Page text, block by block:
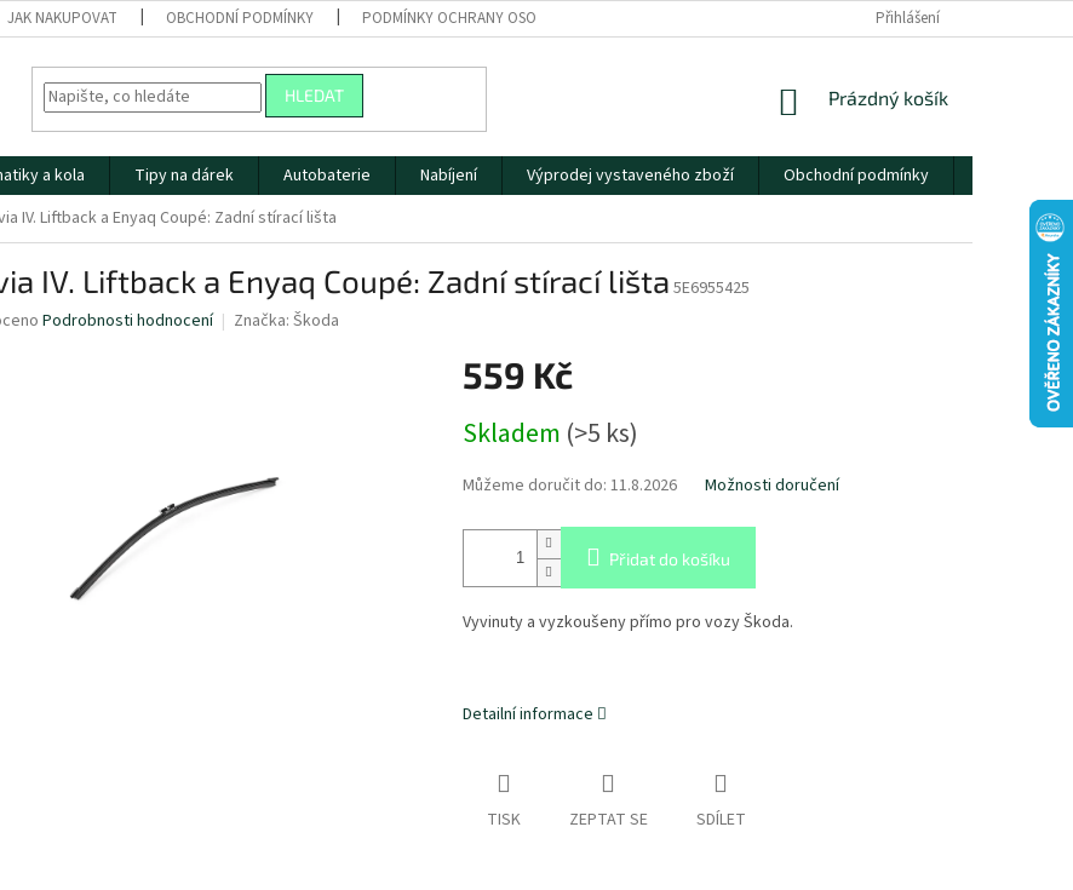
JAK NAKUPOVAT OBCHODNÍ PODMÍNKY PODMÍNKY OCHRANY OSOBNÍCH ÚDAJŮ Přihlášení
HLEDAT
NÁKUPNÍ
Prázdný košík
a kola Tipy na dárek Autobaterie Nabíjení Výprodej vystaveného zboží Obchodní podmínky
IV. Liftback a Enyaq Coupé: Zadní stírací lišta
IV. Liftback a Enyaq Coupé: Zadní stírací lišta 5E6955425
Podrobnosti hodnocení Značka: Škoda
559 Kč
cena:
Skladem (>5 ks)
Můžeme doručit do: 11.8.2026 Možnosti doručení
Přidat do košíku
Vyvinuty a vyzkoušeny přímo pro vozy Škoda.
Detailní informace
TISK ZEPTAT SE SDÍLET